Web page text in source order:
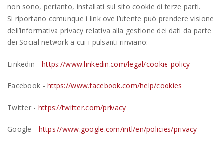
non sono, pertanto, installati sul sito cookie di terze parti.
Si riportano comunque i link ove l’utente può prendere visione
dell’informativa privacy relativa alla gestione dei dati da parte
dei Social network a cui i pulsanti rinviano:
Linkedin -https://www.linkedin.com/legal/cookie-policy
Facebook -https://www.facebook.com/help/cookies
Twitter - https://twitter.com/privacy
Google - https://www.google.com/intl/en/policies/privacy